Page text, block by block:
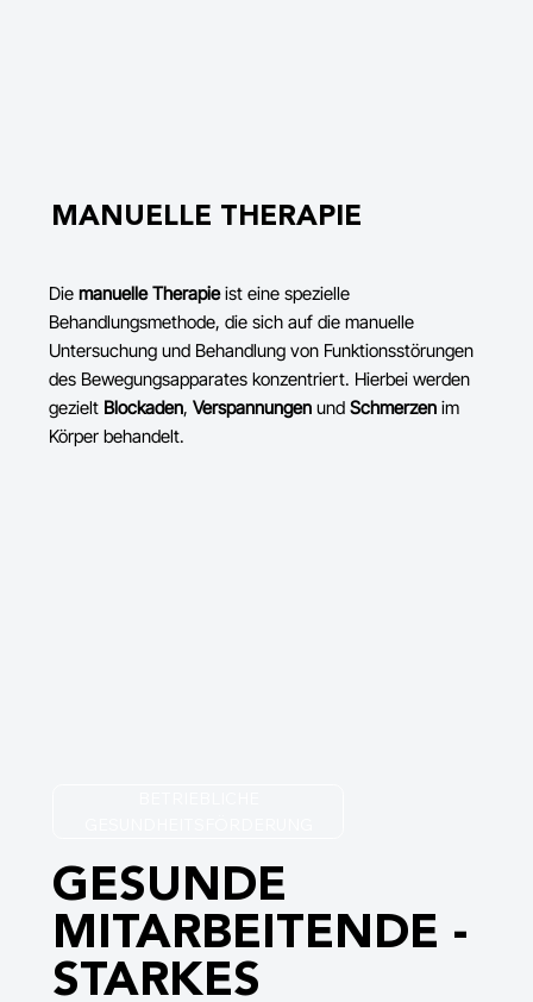
Die manuelle Therapieist eine spezielle
Behandlungsmethode, die sich auf die manuelle
Untersuchung und Behandlung von Funktionsstörungen
des Bewegungsapparates konzentriert. Hierbei werden
gezielt Blockaden, Verspannungen und Schmerzen im
Körper behandelt.
MANUELLE THERAPIE
GESUNDE
MITARBEITENDE -
STARKES